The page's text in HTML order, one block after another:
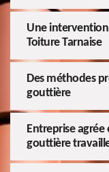
Une
Toiture Tarnaise
Des méthodes
gouttière
Entreprise
gouttière